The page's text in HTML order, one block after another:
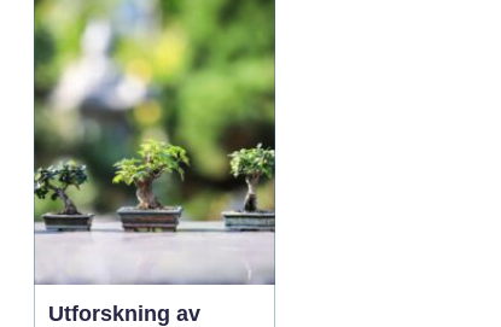
Jämtland. Kvalificerade
rörmokare är viktiga för
att s&aum...
Utforskning av